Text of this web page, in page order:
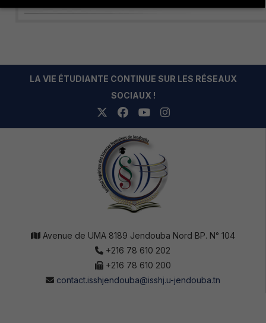
LA VIE ÉTUDIANTE CONTINUE SUR LES RÉSEAUX
SOCIAUX !
Avenue de UMA 8189 Jendouba Nord BP. N° 104
+216 78 610 202
+216 78 610 200
contact.isshjendouba@isshj.u-jendouba.tn